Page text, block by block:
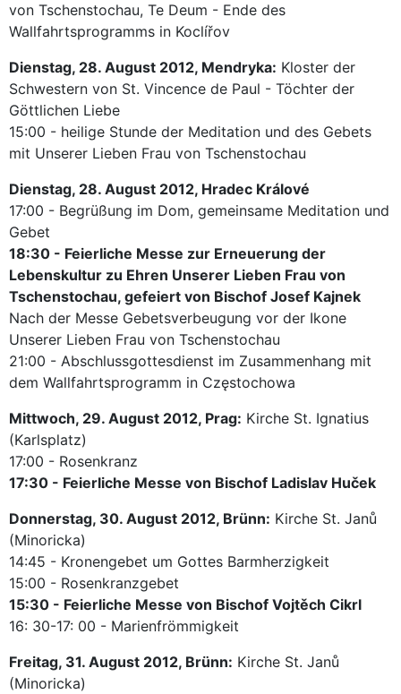
von Tschenstochau, Te Deum - Ende des
Wallfahrtsprogramms in Koclířov
Dienstag, 28. August 2012, Mendryka: Kloster der
Schwestern von St. Vincence de Paul - Töchter der
Göttlichen Liebe
15:00 - heilige Stunde der Meditation und des Gebets
mit Unserer Lieben Frau von Tschenstochau
Dienstag, 28. August 2012, Hradec Králové
17:00 - Begrüßung im Dom, gemeinsame Meditation und
Gebet
18:30 - Feierliche Messe zur Erneuerung der
Lebenskultur zu Ehren Unserer Lieben Frau von
Tschenstochau, gefeiert von Bischof Josef Kajnek
Nach der Messe Gebetsverbeugung vor der Ikone
Unserer Lieben Frau von Tschenstochau
21:00 - Abschlussgottesdienst im Zusammenhang mit
dem Wallfahrtsprogramm in Częstochowa
Mittwoch, 29. August 2012, Prag: Kirche St. Ignatius
(Karlsplatz)
17:00 - Rosenkranz
17:30 - Feierliche Messe von Bischof Ladislav Huček
Donnerstag, 30. August 2012, Brünn: Kirche St. Janů
(Minoricka)
14:45 - Kronengebet um Gottes Barmherzigkeit
15:00 - Rosenkranzgebet
15:30 - Feierliche Messe von Bischof Vojtěch Cikrl
16: 30-17: 00 - Marienfrömmigkeit
Freitag, 31. August 2012, Brünn: Kirche St. Janů
(Minoricka)